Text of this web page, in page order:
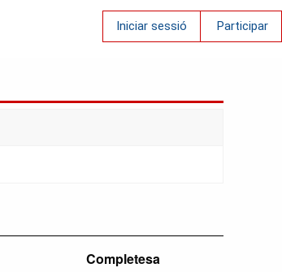
Iniciar sessió Participar
Completesa